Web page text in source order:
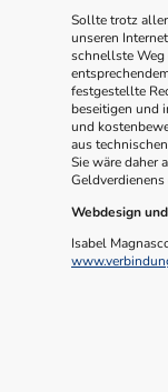
Sollte trotz
unseren
schnellste Weg
festgestellte
beseitigen und
und
aus
Sie wäre daher
Webdesign
Isabel